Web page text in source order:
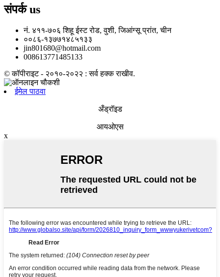
संपर्कus
नं. ४११-७०६ शिहू ईस्ट रोड, वुशी, जिआंग्सू प्रांत, चीन
००८६-१३७७१४८५१३३
jin801680@hotmail.com
008613771485133
© कॉपीराइट - २०१०-२०२२ : सर्व हक्क राखीव.
ईमेल पाठवा
अँड्रॉइड
आयओएस
x